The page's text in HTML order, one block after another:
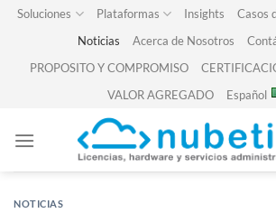
SkipSoluciones Plataformas Insights Casos
Noticias
Acerca de Nosotros
PROPOSITO Y COMPROMISO
VALOR AGREGADO
Español
NOTICIAS